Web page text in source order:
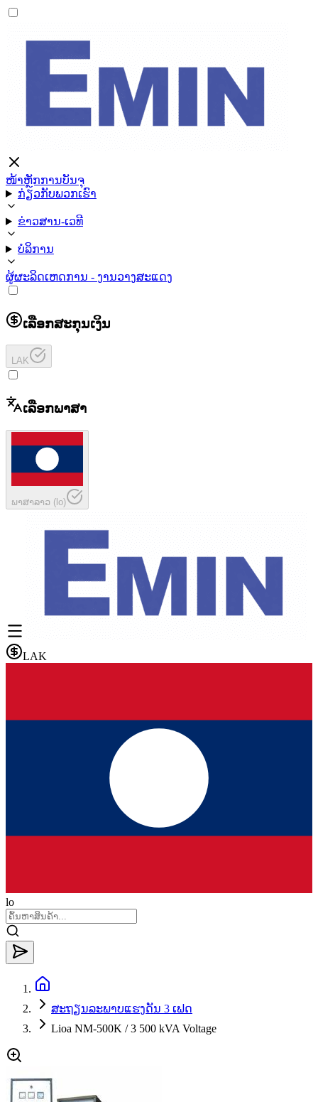
ໜ້າຫຼັກການບັນຈຸ
ກ່ຽວກັບພວກເຮົາ
ຂ່າວສານ-ເວທີ
ບໍລິການ
ຜູ້ຜະລິດເຫດການ - ງານວາງສະແດງ
ເລືອກສະກຸນເງິນ
LAK
ເລືອກພາສາ
ພາສາລາວ (lo)
LAK
lo
ສະຖຽນລະພາບແຮງດັນ 3 ເຟດ
Lioa NM-500K / 3 500 kVA Voltage